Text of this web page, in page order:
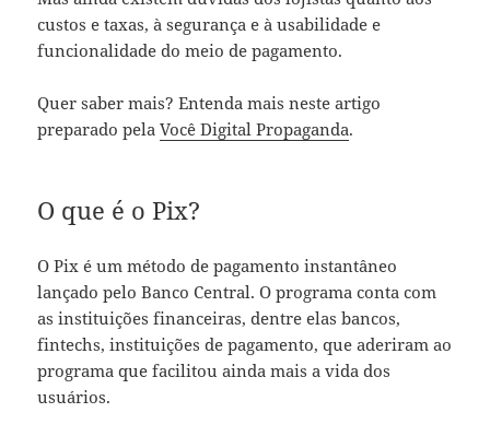
custos e taxas, à segurança e à usabilidade e
funcionalidade do meio de pagamento.
Quer saber mais? Entenda mais neste artigo
preparado pelaVocê Digital Propaganda.
O que é o Pix?
O Pix é um método de pagamento instantâneo
lançado pelo Banco Central. O programa conta com
as instituições financeiras, dentre elas bancos,
fintechs, instituições de pagamento, que aderiram ao
programa que facilitou ainda mais a vida dos
usuários.